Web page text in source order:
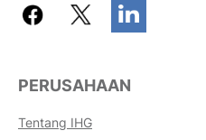
PERUSAHAAN
Tentang IHG